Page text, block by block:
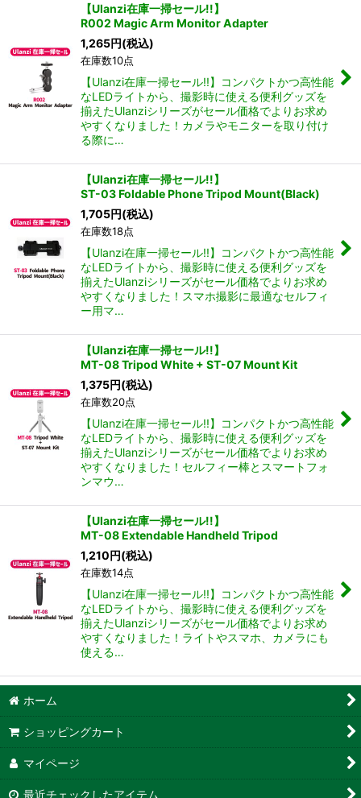
【Ulanzi在庫一掃セール!!】
R002 Magic Arm Monitor Adapter
1,265円(税込)
在庫数10点
【Ulanzi在庫一掃セール!!】コンパクトかつ高性能
なLEDライトから、撮影時に使える便利グッズを
揃えたUlanziシリーズがセール価格でよりお求め
やすくなりました！カメラやモニターを取り付け
る際に…
【Ulanzi在庫一掃セール!!】
ST-03 Foldable Phone Tripod Mount(Black)
1,705円(税込)
在庫数18点
【Ulanzi在庫一掃セール!!】コンパクトかつ高性能
なLEDライトから、撮影時に使える便利グッズを
揃えたUlanziシリーズがセール価格でよりお求め
やすくなりました！スマホ撮影に最適なセルフィ
ー用マ…
【Ulanzi在庫一掃セール!!】
MT-08 Tripod White + ST-07 Mount Kit
1,375円(税込)
在庫数20点
【Ulanzi在庫一掃セール!!】コンパクトかつ高性能
なLEDライトから、撮影時に使える便利グッズを
揃えたUlanziシリーズがセール価格でよりお求め
やすくなりました！セルフィー棒とスマートフォ
ンマウ…
【Ulanzi在庫一掃セール!!】
MT-08 Extendable Handheld Tripod
1,210円(税込)
在庫数14点
【Ulanzi在庫一掃セール!!】コンパクトかつ高性能
なLEDライトから、撮影時に使える便利グッズを
揃えたUlanziシリーズがセール価格でよりお求め
やすくなりました！ライトやスマホ、カメラにも
使える…
ホーム
ショッピングカート
マイページ
最近チェックしたアイテム